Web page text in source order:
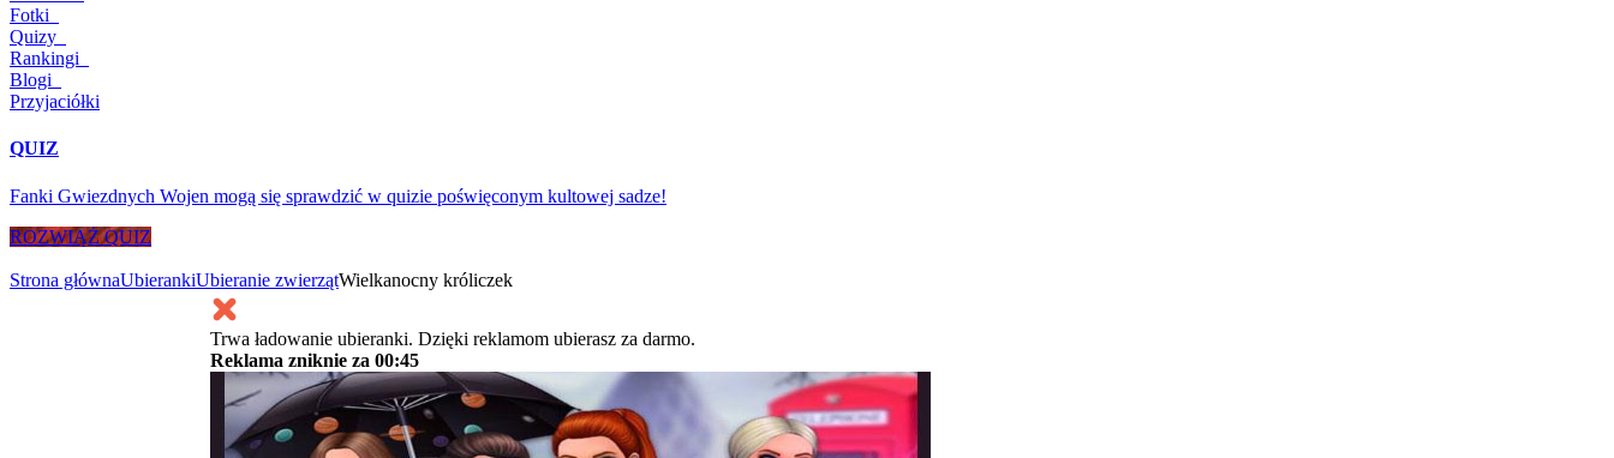
Fotki
Quizy
Rankingi
Blogi
Przyjaciółki
QUIZ
Fanki Gwiezdnych Wojen mogą się sprawdzić w quizie poświęconym kultowej sadze!
ROZWIĄŻ QUIZ
Strona głównaUbierankiUbieranie zwierzątWielkanocny króliczek
Trwa ładowanie ubieranki. Dzięki reklamom ubierasz za darmo.
Reklama zniknie za 00:45